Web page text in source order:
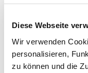
Diese Webseite
Wir verwenden
personalisieren,
zu können und die
Menge auswählen